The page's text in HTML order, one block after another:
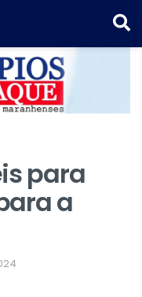
para
a